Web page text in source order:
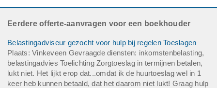
Eerdere offerte-aanvragen voor een boekhouder
Belastingadviseur gezocht voor hulp bij regelen Toeslagen
Plaats: Vinkeveen Gevraagde diensten: inkomstenbelasting,
belastingadvies Toelichting Zorgtoeslag in termijnen betalen,
lukt niet. Het lijkt erop dat...omdat ik de huurtoeslag wel in 1
keer heb kunnen betaald, dat het daarom niet lukt! Graag hulp